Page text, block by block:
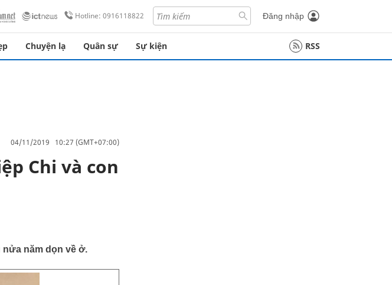
Hotline: 0916118822 Đăng nhập
Chuyện lạ Quân sự Sự kiện RSS
04/11/2019 10:27 (GMT+07:00)
Chi và con
nửa năm dọn về ở.